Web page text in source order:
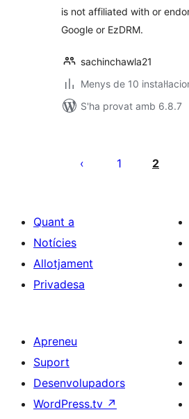
is not affiliated with or
Google or EzDRM.
sachinchawla21
Menys de 10
S'ha provat amb 6.8.7
1 2
Quant a
Notícies
Allotjament
Privadesa
Apreneu
Suport
Desenvolupadors
WordPress.tv ↗